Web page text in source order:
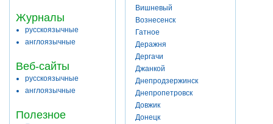
Журналы
русскоязычные
англоязычные
Веб-сайты
русскоязычные
англоязычные
Полезное
Вишневый
Вознесенск
Гатное
Деражня
Дергачи
Джанкой
Днепродзержинск
Днепропетровск
Довжик
Донецк